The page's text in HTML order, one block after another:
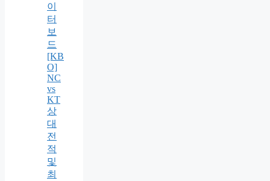
이
터
보
드
[KB
O]
NC
vs
KT
상
대
전
적
및
최